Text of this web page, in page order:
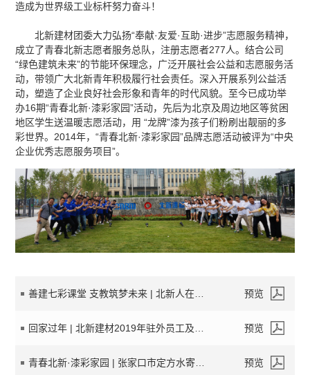
造成为世界级工业标杆努力奋斗！
北新建材团委大力弘扬“奉献·友爱·互助·进步”志愿服务精神，
成立了青春北新志愿者服务总队，注册志愿者277人。结合公司
“绿色建筑未来”的节能环保理念，广泛开展社会公益和志愿服务活
动，带领广大北新青年积极履行社会责任。深入开展系列公益活
动，塑造了企业良好社会形象和青年的时代风貌。至今已成功举
办16期“青春北新·漆彩家园”活动，先后为北京及周边地区等贫困
地区学生送温暖志愿活动，用 “龙牌”漆为孩子们粉刷出靓丽的多
彩世界。2014年，“青春北新·漆彩家园”品牌志愿活动被评为“中央
企业优秀志愿服务项目”。
善建七彩课堂 支教筑梦未来 | 北新人在行动 预览
预览
青春北新·漆彩家园 | 张家口市定方水寄宿制小学校园美化空间项目 预览